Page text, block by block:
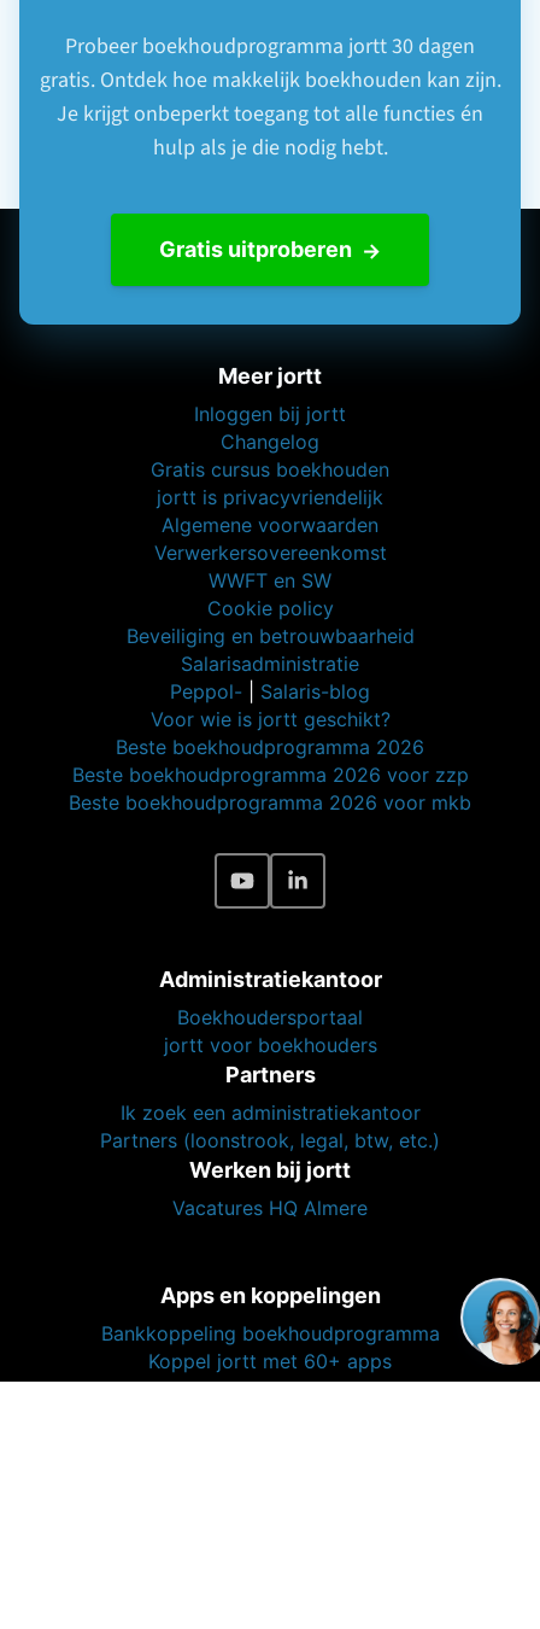
hulp als je die nodig hebt.
Gratis uitproberen
Gratis cursus boekhouden
Algemene voorwaarden
Verwerkersovereenkomst
WWFT en SW
Cookie policy
Beveiliging en betrouwbaarheid
Salarisadministratie
Peppol- | Salaris-blog
Voor wie is jortt geschikt?
Beste boekhoudprogramma 2026
Beste boekhoudprogramma 2026 voor zzp
Beste boekhoudprogramma 2026 voor mkb
Administratiekantoor
Partners
Ik zoek een administratiekantoor
Partners (loonstrook, legal, btw, etc.)
Werken bij jortt
Vacatures HQ Almere
Apps en koppelingen
Boekhoud app voor iPhone en Android
Developers - API
API-reference
Affiliate